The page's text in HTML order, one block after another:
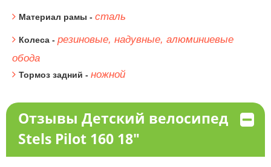
Материал рамы - сталь
Колеса - резиновые, надувные, алюминиевые
обода
Тормоз задний - ножной
Отзывы Детский велосипед
Stels Pilot 160 18"